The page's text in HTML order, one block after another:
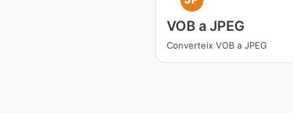
VOB a JPEG
Converteix VOB a JPEG